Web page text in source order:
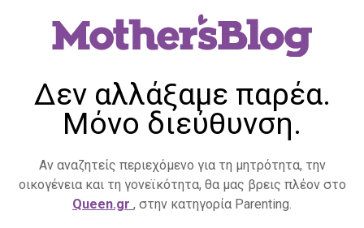
Δεν αλλάξαμε παρέα.
Μόνο διεύθυνση.
Αν αναζητείς περιεχόμενο για τη μητρότητα, την
οικογένεια και τη γονεϊκότητα, θα μας βρεις πλέον στο
Queen.gr , στην κατηγορία Parenting.